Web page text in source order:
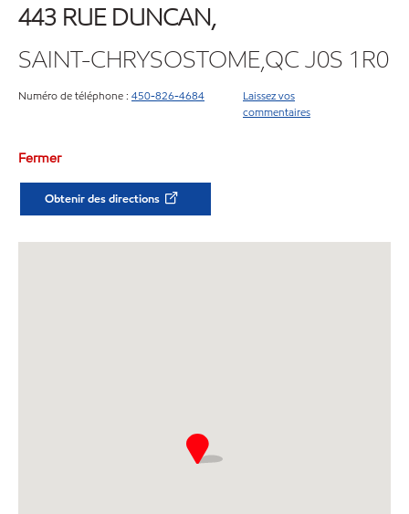
443 RUE DUNCAN,
SAINT-CHRYSOSTOME,QC J0S 1R0
Numéro de téléphone : 450-826-4684
Laissez vos
commentaires
Fermer
Obtenir des directions